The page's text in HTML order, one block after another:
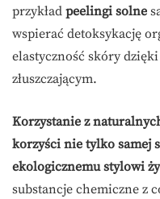
przykład peelingi solne
wspierać detoksykację
elastyczność skóry
złuszczającym.
Korzystanie z
korzyści nie tylko samej
ekologicznemu stylowi
substancje chemiczne z